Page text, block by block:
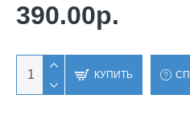
390.00р.
КУПИТЬ